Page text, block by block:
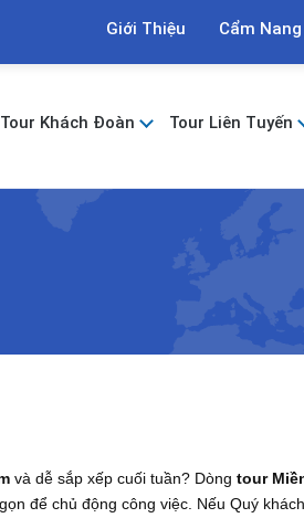
Giới Thiệu Cẩm Nang
Tour Khách Đoàn Tour Liên Tuyến
và dễ sắp xếp cuối tuần? Dòngtour
để chủ động công việc. Nếu Quý